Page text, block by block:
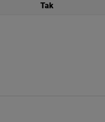
Tak